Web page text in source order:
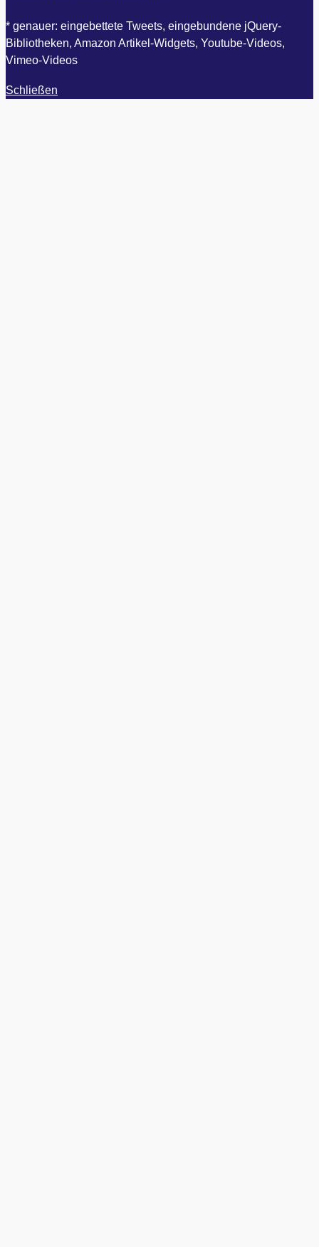
* genauer: eingebettete Tweets, eingebundene jQuery-
Bibliotheken, Amazon Artikel-Widgets, Youtube-Videos,
Vimeo-Videos
Schließen